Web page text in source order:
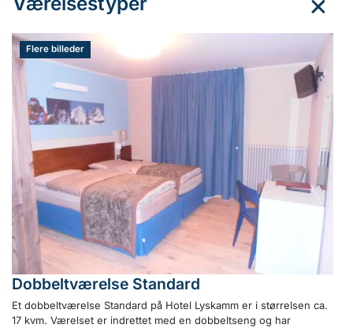
Flere billeder
Dobbeltværelse Standard
Et dobbeltværelse Standard på Hotel Lyskamm er i størrelsen ca.
17 kvm. Værelset er indrettet med en dobbeltseng og har